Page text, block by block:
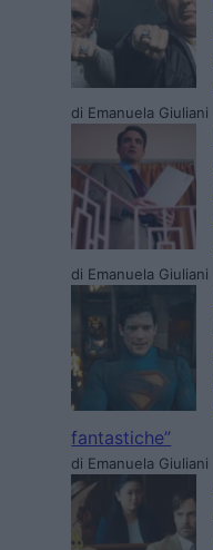
di Emanuela Giuliani
di Emanuela Giuliani
fantastiche”
di Emanuela Giuliani